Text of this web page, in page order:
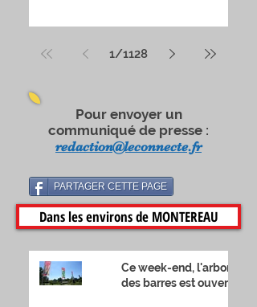
allions donc devoir passer un
1/1128
Pour envoyer un
communiqué de presse :
redaction@leconnecte.fr
PARTAGER CETTE PAGE
Dans les environs de MONTEREAU
Ce week-end, l'arboretum
des barres est ouvert !